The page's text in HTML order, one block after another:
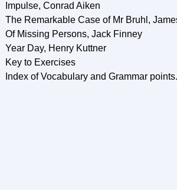
Impulse, Conrad Aiken
The Remarkable Case of Mr Bruhl,
Of Missing Persons, Jack Finney
Year Day, Henry Kuttner
Key to Exercises
Index of Vocabulary and Grammar points.